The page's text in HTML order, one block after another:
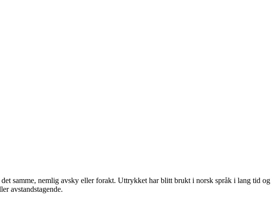
samme, nemlig avsky eller forakt. Uttrykket har blitt brukt i norsk språk i lang tid og
avstandstagende.